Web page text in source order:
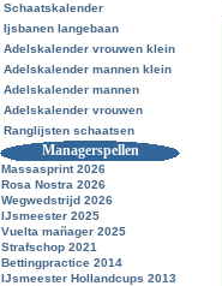
Schaatskalender
Ijsbanen langebaan
Adelskalender vrouwen klein
Adelskalender mannen klein
Adelskalender mannen
Adelskalender vrouwen
Ranglijsten schaatsen
Managerspellen
Massasprint 2026
Rosa Nostra 2026
Wegwedstrijd 2026
IJsmeester 2025
Vuelta mañager 2025
Strafschop 2021
Bettingpractice 2014
IJsmeester Hollandcups 2013